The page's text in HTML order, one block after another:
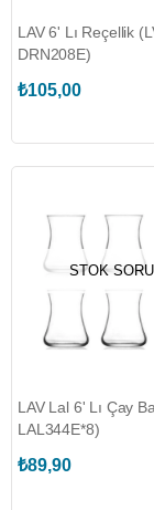
LAV 6' Lı Reçellik
DRN208E)
₺105,00
STOK
LAV Lal 6' Lı Çay
LAL344E*8)
₺89,90